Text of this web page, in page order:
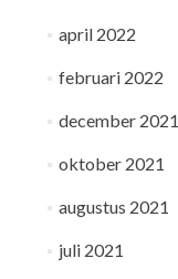
april 2022
februari 2022
december 2021
oktober 2021
augustus 2021
juli 2021